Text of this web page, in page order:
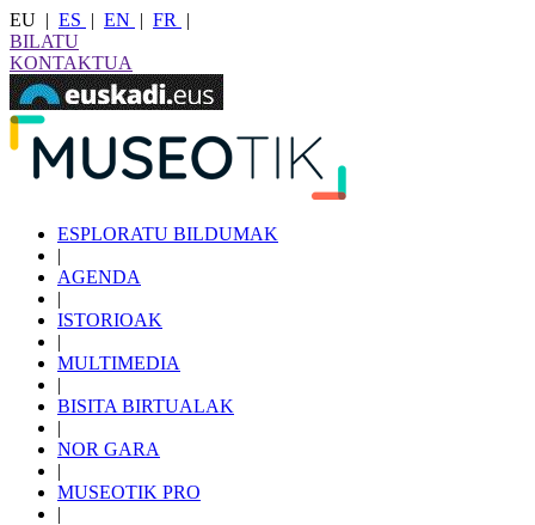
EU | ES | EN | FR
|
BILATU
KONTAKTUA
ESPLORATU BILDUMAK
|
AGENDA
|
ISTORIOAK
|
MULTIMEDIA
|
BISITA BIRTUALAK
|
NOR GARA
|
MUSEOTIK PRO
|